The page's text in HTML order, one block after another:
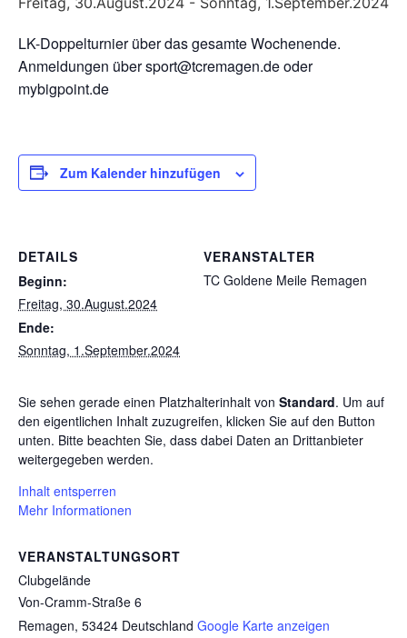
LK-Doppelturnier über das gesamte Wochenende.
Anmeldungen über sport@tcremagen.de oder
mybigpoint.de
Zum Kalender hinzufügen
DETAILS
Beginn:
Freitag, 30.August.2024
Ende:
Sonntag, 1.September.2024
VERANSTALTER
TC Goldene Meile Remagen
VERANSTALTUNGSORT
Clubgelände
Von-Cramm-Straße 6
Remagen, 53424 Deutschland Google Karte anzeigen
Sie sehen gerade einen Platzhalterinhalt von Standard. Um auf
den eigentlichen Inhalt zuzugreifen, klicken Sie auf den Button
unten. Bitte beachten Sie, dass dabei Daten an Drittanbieter
weitergegeben werden.
Inhalt entsperren
Mehr Informationen